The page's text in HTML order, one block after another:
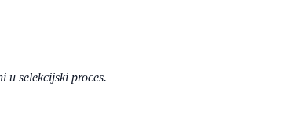
u selekcijski proces.